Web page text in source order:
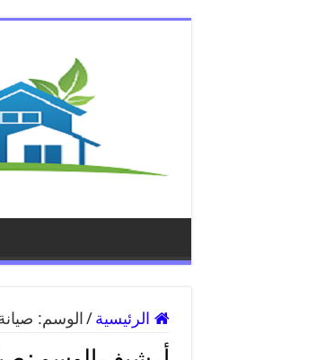
الرئيسية / الوسم: